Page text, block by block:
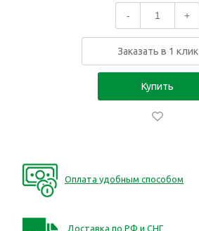
- +
Заказать в 1 клик
Купить
Оплата удобным способом
Доставка по РФ и СНГ